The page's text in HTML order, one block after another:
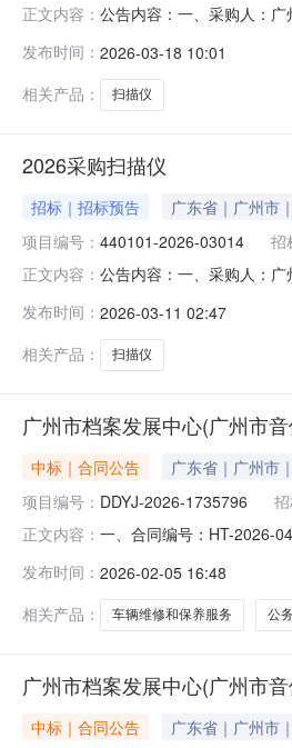
正文内容： 公告内容：一、采购人：
1809:22:55
发布时间： 2026-03-18 10:01
相关产品：
扫描仪
2026采购扫描仪
招标｜招标预告 广东省｜广州市
项目编号： 440101-2026-03014 招
正文内容： 公告内容：一、采购人：
1013:58:26
发布时间： 2026-03-11 02:47
相关产品：
扫描仪
广州市档案发展中心(广州市
中标｜合同公告 广东省｜广州市
项目编号： DDYJ-2026-1735796
正文内容： 一、合同编号：HT-2026-
料馆）地址：广东省_广州
栋联系
发布时间： 2026-02-05 16:48
相关产品：
车辆维修和保养服务 公
广州市档案发展中心(广州市
中标｜合同公告 广东省｜广州市